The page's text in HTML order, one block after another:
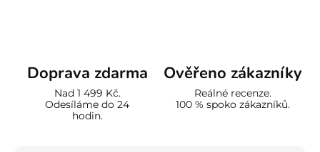
Doprava zdarma
Nad 1 499 Kč.
Odesíláme do 24
hodin.
Ověřeno zákazníky
Reálné recenze.
100 % spoko zákazníků.